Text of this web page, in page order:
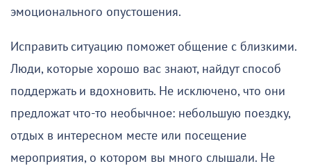
эмоционального опустошения.
Исправить ситуацию поможет общение с близкими.
Люди, которые хорошо вас знают, найдут способ
поддержать и вдохновить. Не исключено, что они
предложат что-то необычное: небольшую поездку,
отдых в интересном месте или посещение
мероприятия, о котором вы много слышали. Не